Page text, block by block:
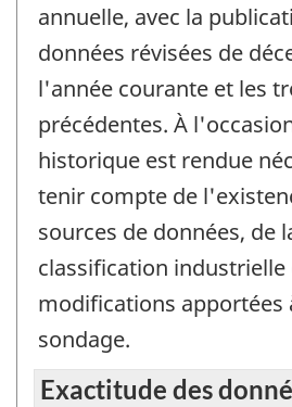
annuelle, avec la
données révisées de
l'année courante et les
précédentes. À
historique est rendue
tenir compte de
sources de données, de
classification industrielle
modifications apportées
sondage.
Exactitude des